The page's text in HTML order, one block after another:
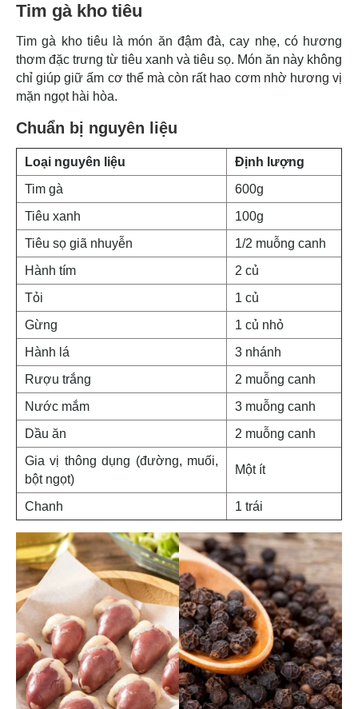
Tim gà kho tiêu
Tim gà kho tiêu là món ăn đậm đà, cay nhẹ, có hương
thơm đặc trưng từ tiêu xanh và tiêu sọ. Món ăn này không
chỉ giúp giữ ấm cơ thể mà còn rất hao cơm nhờ hương vị
mặn ngọt hài hòa.
Chuẩn bị nguyên liệu
Loại nguyên liệu
Định lượng
Tim gà
600g
Tiêu xanh
100g
Tiêu sọ giã nhuyễn
1/2 muỗng canh
Hành tím
2 củ
Tỏi
1 củ
Gừng
1 củ nhỏ
Hành lá
3 nhánh
Rượu trắng
2 muỗng canh
Nước mắm
3 muỗng canh
Dầu ăn
2 muỗng canh
Gia vị thông dụng (đường, muối,
bột ngọt)
Một ít
Chanh 1 trái